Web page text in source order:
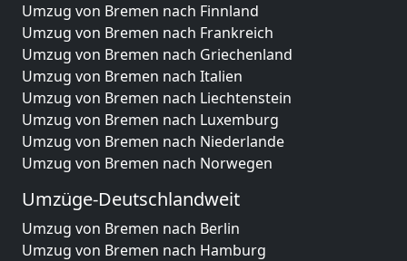
Umzug von Bremen nach Finnland
Umzug von Bremen nach Frankreich
Umzug von Bremen nach Griechenland
Umzug von Bremen nach Italien
Umzug von Bremen nach Liechtenstein
Umzug von Bremen nach Luxemburg
Umzug von Bremen nach Niederlande
Umzug von Bremen nach Norwegen
Umzüge-Deutschlandweit
Umzug von Bremen nach Berlin
Umzug von Bremen nach Hamburg